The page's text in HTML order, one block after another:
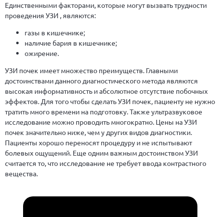
Единственными факторами, которые могут вызвать трудности
проведения УЗИ , являются:
газы в кишечнике;
наличие бария в кишечнике;
ожирение.
УЗИ почек имеет множество преимуществ. Главными
достоинствами данного диагностического метода являются
высокая информативность и абсолютное отсутствие побочных
эффектов. Для того чтобы сделать УЗИ почек, пациенту не нужно
тратить много времени на подготовку. Также ультразвуковое
исследование можно проводить многократно. Цены на УЗИ
почек значительно ниже, чем у других видов диагностики.
Пациенты хорошо переносят процедуру и не испытывают
болевых ощущений. Еще одним важным достоинством УЗИ
считается то, что исследование не требует ввода контрастного
вещества.